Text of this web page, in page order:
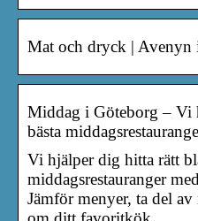
Mat och dryck | Avenyn
Middag i Göteborg – Vi
bästa
Vi hjälper dig hitta rätt
middagsrestauranger
Jämför menyer, ta del